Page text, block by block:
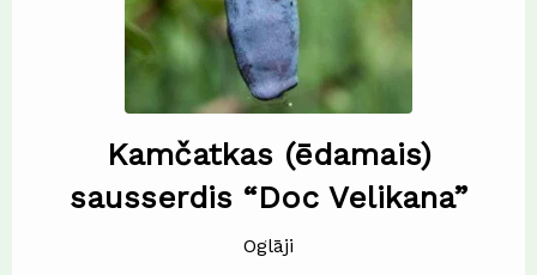
Kamčatkas (ēdamais)
sausserdis “Doc Velikana”
Oglāji